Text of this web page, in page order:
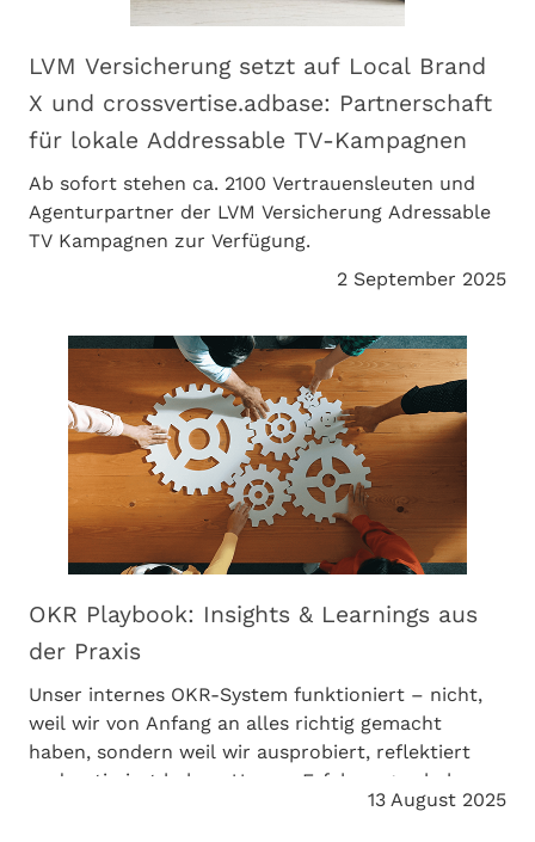
LVM Versicherung setzt auf Local Brand
X und crossvertise.adbase: Partnerschaft
für lokale Addressable TV-Kampagnen
Ab sofort stehen ca. 2100 Vertrauensleuten und
Agenturpartner der LVM Versicherung Adressable
TV Kampagnen zur Verfügung.
2 September 2025
OKR Playbook: Insights & Learnings aus
der Praxis
Unser internes OKR-System funktioniert – nicht,
weil wir von Anfang an alles richtig gemacht
haben, sondern weil wir ausprobiert, reflektiert
und optimiert haben. Unsere Erfahrungen haben
wir in einem kostenlosen OKR-Playbook13 August 2025